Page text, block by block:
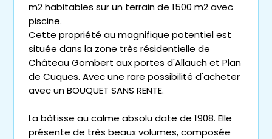
m2 habitables sur un terrain de 1500 m2 avec
piscine.
Cette propriété au magnifique potentiel est
située dans la zone très résidentielle de
Château Gombert aux portes d'Allauch et Plan
de Cuques. Avec une rare possibilité d'acheter
avec un BOUQUET SANS RENTE.
La bâtisse au calme absolu date de 1908. Elle
présente de très beaux volumes, composée